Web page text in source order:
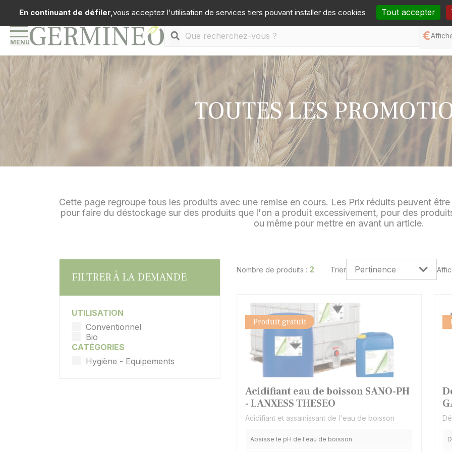
Téléphone : 05 65 77 99 70 Mail : contact@germineo.com
MENU
TOUTES LES
Cette page regroupe tous les produits avec une remise en cours. Les Prix réduits peuvent
pour faire du déstockage sur des produits que l'on a produit excessivement, pour des
ou même pour mettre en avant un article.
FILTRER À LA DEMANDE
UTILISATION
Conventionnel
Bio
CATÉGORIES
Hygiène - Equipements
Nombre de produits : 2 Trier
Produit gratuit
Acidifiant eau de boisson SANO-PH
- LANXESS THESEO
Acidifiant et assainissant de l'eau de boisson
Abaisse le pH de l'eau de boisson
En continuant de défiler,vous acceptez l'utilisation de services tiers pouvant installer des cookies Tout accepter